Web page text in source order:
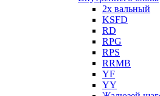
2х вальный
KSFD
RD
RPG
RPS
RRMB
YF
YY